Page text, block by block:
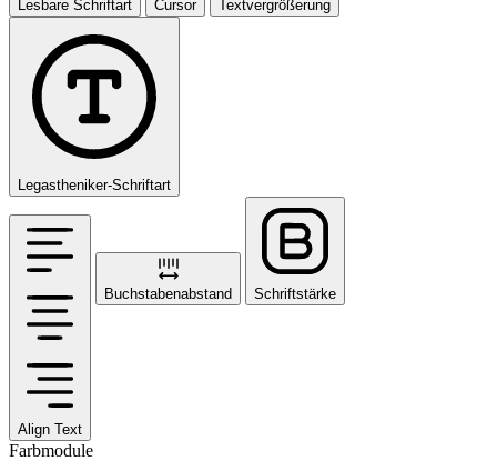
Lesbare Schriftart Cursor Textvergrößerung
Legastheniker-Schriftart
Align Text
Buchstabenabstand Schriftstärke
Farbmodule